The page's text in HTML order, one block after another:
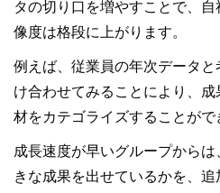
タの切り口を増やすことで、
像度は格段に上がります。
例えば、従業員の年次データ
け合わせてみることにより、
材をカテゴライズすることがで
成長速度が早いグループから
きな成果を出せているかを、